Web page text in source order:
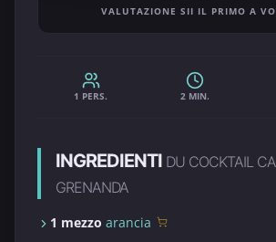
VALUTAZIONE SII IL PRIMO A
1 PERS. 2 MIN.
INGREDIENTI DU COCKTAIL
GRENANDA
1 mezzo arancia